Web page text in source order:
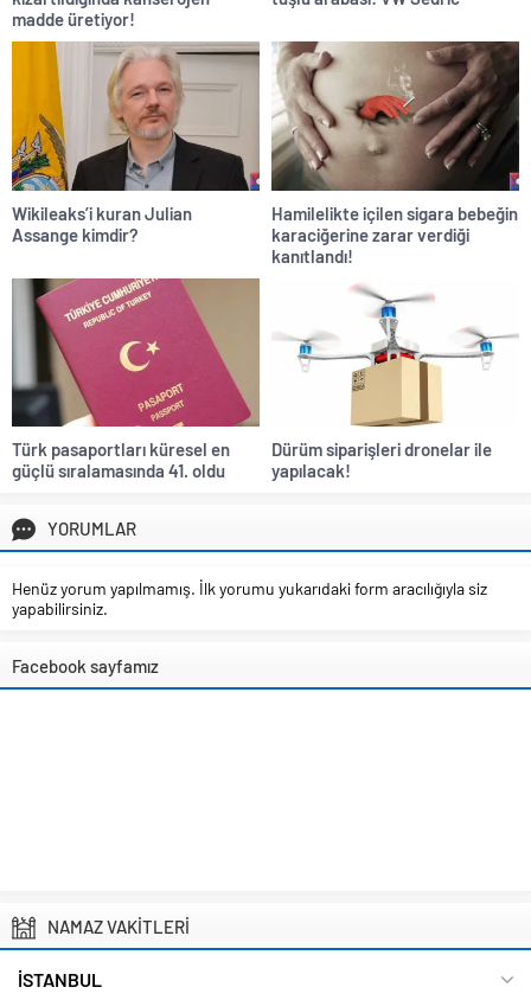
madde üretiyor!
Wikileaks’i kuran Julian
Assange kimdir?
Hamilelikte içilen sigara bebeğin
karaciğerine zarar verdiği
kanıtlandı!
Türk pasaportları küresel en
güçlü sıralamasında 41. oldu
Dürüm siparişleri dronelar ile
yapılacak!
YORUMLAR
Henüz yorum yapılmamış. İlk yorumu yukarıdaki form aracılığıyla siz
yapabilirsiniz.
Facebook sayfamız
NAMAZ VAKİTLERİ
İSTANBUL